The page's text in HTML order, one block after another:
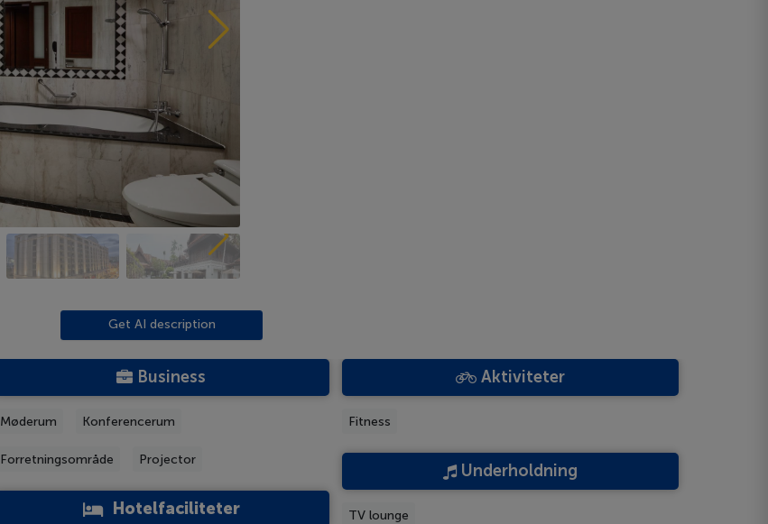
Get AI description
Business
Møderum Konferencerum
Forretningsområde Projector
Hotelfaciliteter
Aktiviteter
Fitness
Underholdning
TV lounge